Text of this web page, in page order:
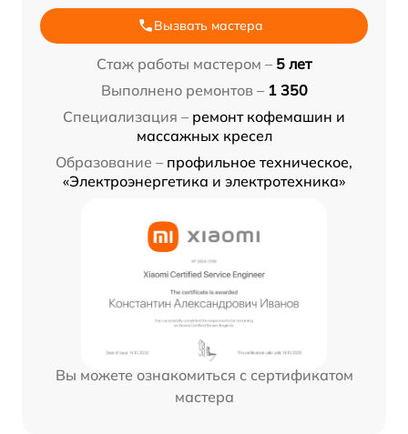
Вызвать мастера
Стаж работы мастером – 5 лет
Выполнено ремонтов – 1 350
Специализация – ремонт кофемашин и
массажных кресел
Образование – профильное техническое,
«Электроэнергетика и электротехника»
Вы можете ознакомиться с сертификатом
мастера